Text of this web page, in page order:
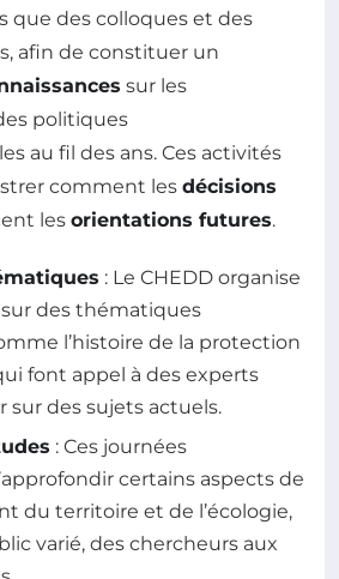
que des colloques et des
afin de constituer un
sur les
politiques
au fil des ans. Ces activités
comment les décisions
les orientations futures.
: Le CHEDD organise
des thématiques
l’histoire de la protection
font appel à des experts
sur des sujets actuels.
: Ces journées
certains aspects de
du territoire et de l’écologie,
varié, des chercheurs aux